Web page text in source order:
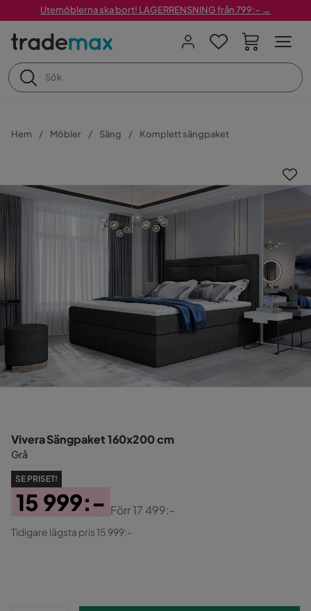
Utemöblerna ska bort! LAGERRENSNING från 799:– →
Hem Möbler Säng Komplett sängpaket
Vivera Sängpaket 160x200 cm
Grå
SE PRISET!
Pris
15 999:-
Original
Förr17 499:-
Tidigare lägsta pris 15 999:-